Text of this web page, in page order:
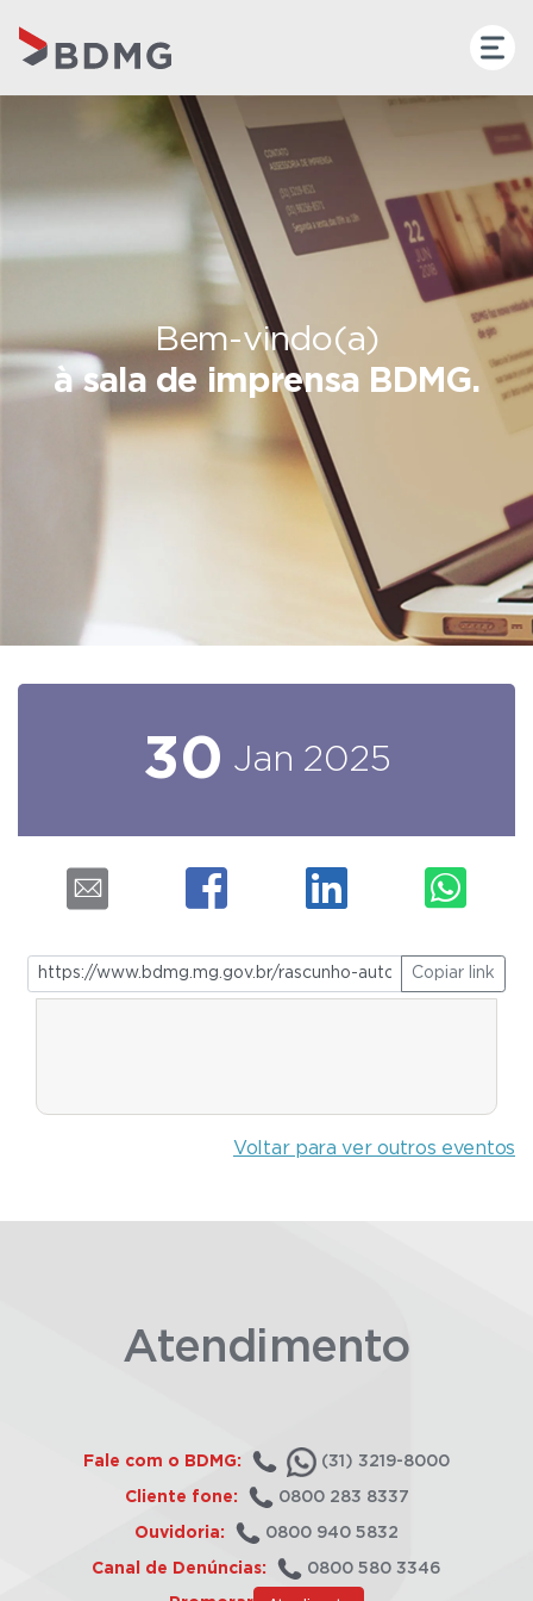
Bem-vindo(a)
à sala de imprensa BDMG.
30 Jan 2025
Copiar link
Voltar para ver outros eventos
Atendimento
Fale com o BDMG: (31) 3219-8000
Cliente fone: 0800 283 8337
Ouvidoria: 0800 940 5832
Canal de Denúncias: 0800 580 3346